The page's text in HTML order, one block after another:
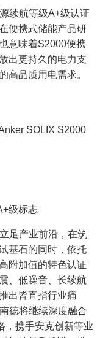
续航等级A+级认证
便携式储能产品研
意味着S2000便携
出更持久的电力支
高品质用电需求。
SOLIX S2000
级标志
足产业前沿，在筑
基石的同时，依托
附加值的特色认证
、低噪音、长续航
出皆直指行业痛
德将继续深度融合
，携手安克创新等业